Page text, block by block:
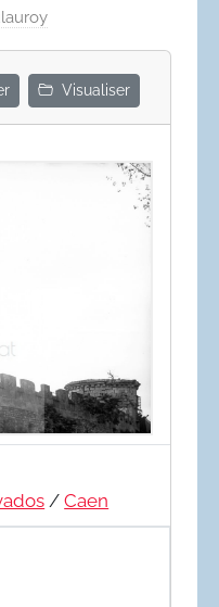
Visualiser
/Caen